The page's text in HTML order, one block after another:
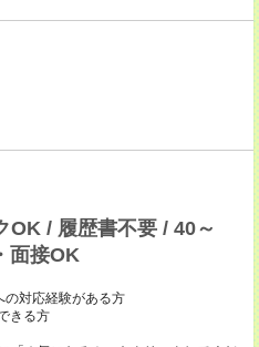
OK / 履歴書不要 / 40～
面接OK
の対応経験がある方
きる方